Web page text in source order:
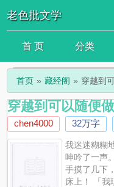
老色批文学
首 页 分类
首页 藏经阁 穿越到
穿越到可以随便
chen4000 32万字
我迷迷糊糊
呻吟了一声
手摸了几下
床上！ 「我